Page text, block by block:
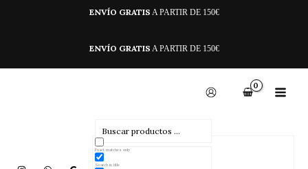
ENVÍO GRATIS A PARTIR DE 150€
ENVÍO GRATIS A PARTIR DE 150€
Exact matches only
Search in title